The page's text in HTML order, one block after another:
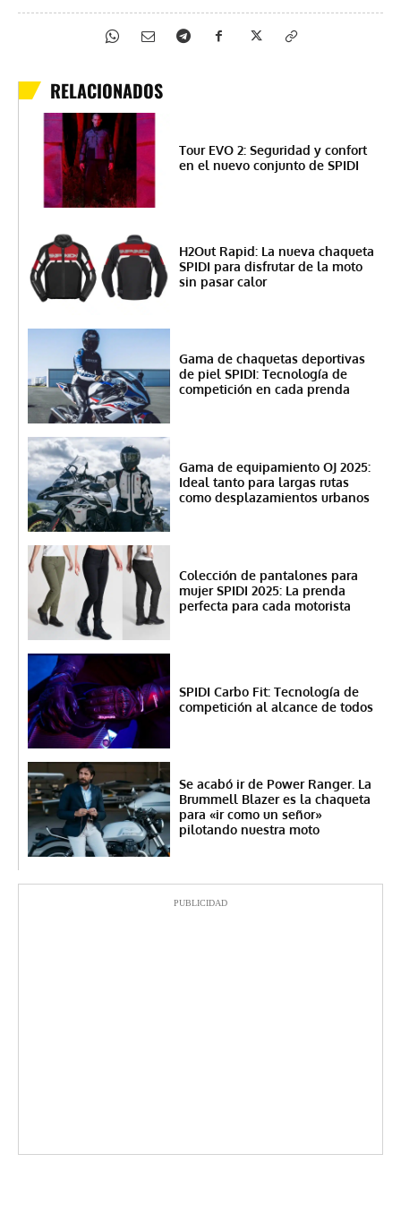
RELACIONADOS
Tour EVO 2: Seguridad y confort
en el nuevo conjunto de SPIDI
H2Out Rapid: La nueva chaqueta
SPIDI para disfrutar de la moto
sin pasar calor
Gama de chaquetas deportivas
de piel SPIDI: Tecnología de
competición en cada prenda
Gama de equipamiento OJ 2025:
Ideal tanto para largas rutas
como desplazamientos urbanos
Colección de pantalones para
mujer SPIDI 2025: La prenda
perfecta para cada motorista
SPIDI Carbo Fit: Tecnología de
competición al alcance de todos
Se acabó ir de Power Ranger. La
Brummell Blazer es la chaqueta
para «ir como un señor»
pilotando nuestra moto
PUBLICIDAD